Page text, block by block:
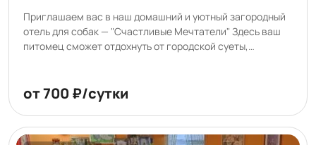
Приглашаем вас в наш домашний и уютный загородный
отель для собак — "Счастливые Мечтатели" Здесь ваш
питомец сможет отдохнуть от городской суеты,
четвероногий друг сможет завести новых друзей. Мы
понимаем, насколько важно для вас, чтобы ваш питомец
чувствовал себя в безопасности и комфорте, пока вы в
отъезде. Поэтому мы оборудовали просторные и уютные
от 700 ₽/сутки